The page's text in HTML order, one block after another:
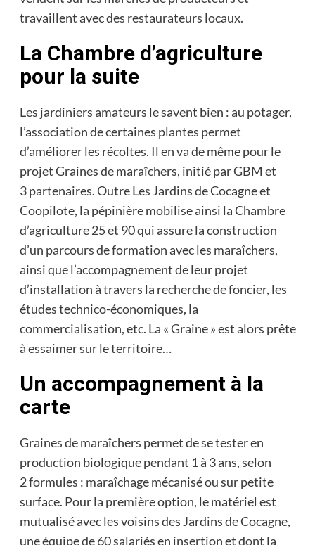
travaillent avec des restaurateurs locaux.
La Chambre d’agriculture
pour la suite
Les jardiniers amateurs le savent bien : au potager,
l’association de certaines plantes permet
d’améliorer les récoltes. Il en va de même pour le
projet Graines de maraîchers, initié par GBM et
3 partenaires. Outre Les Jardins de Cocagne et
Coopilote, la pépinière mobilise ainsi la Chambre
d’agriculture 25 et 90 qui assure la construction
d’un parcours de formation avec les maraîchers,
ainsi que l’accompagnement de leur projet
d’installation à travers la recherche de foncier, les
études technico-économiques, la
commercialisation, etc. La « Graine » est alors prête
à essaimer sur le territoire…
Un accompagnement à la
carte
Graines de maraîchers permet de se tester en
production biologique pendant 1 à 3 ans, selon
2 formules : maraîchage mécanisé ou sur petite
surface. Pour la première option, le matériel est
mutualisé avec les voisins des Jardins de Cocagne,
une équipe de 60 salariés en insertion et dont la